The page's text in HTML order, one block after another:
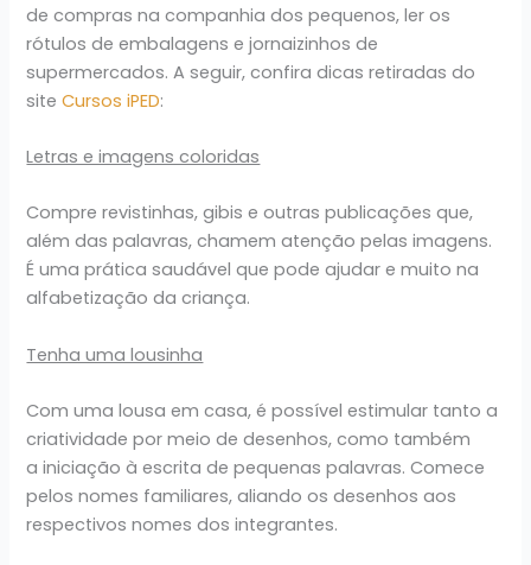
de compras na companhia dos pequenos, ler os
rótulos de embalagens e jornaizinhos de
supermercados. A seguir, confira dicas retiradas do
siteCursos iPED:
Letras e imagens coloridas
Compre revistinhas, gibis e outras publicações que,
além das palavras, chamem atenção pelas imagens.
É uma prática saudável que pode ajudar e muito na
alfabetização da criança.
Tenha uma lousinha
Com uma lousa em casa, é possível estimular tanto a
criatividade por meio de desenhos, como também
a iniciação à escrita de pequenas palavras. Comece
pelos nomes familiares, aliando os desenhos aos
respectivos nomes dos integrantes.